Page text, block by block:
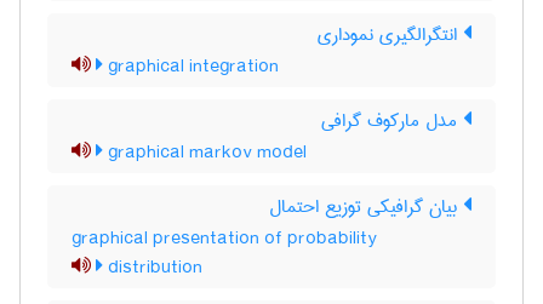
انتگرالگیری نموداری
graphical integration
مدل مارکوف گرافی
graphical markov model
بیان گرافیکی توزیع احتمال
graphical presentation of probability
distribution